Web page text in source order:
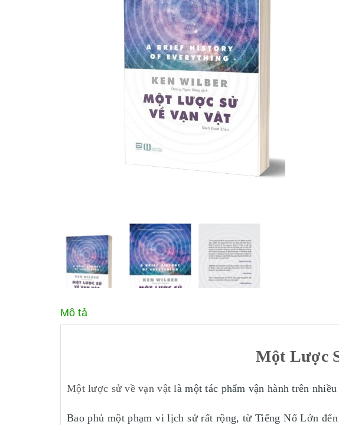
Mô tả
Một Lược
Một lược sử về vạn vật là một tác phẩm vận hành trên nhiều
Bao phủ một phạm vi lịch sử rất rộng, từ Tiếng Nổ Lớn